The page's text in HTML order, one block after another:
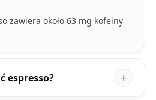
zawiera około 63 mg kofeiny
espresso?